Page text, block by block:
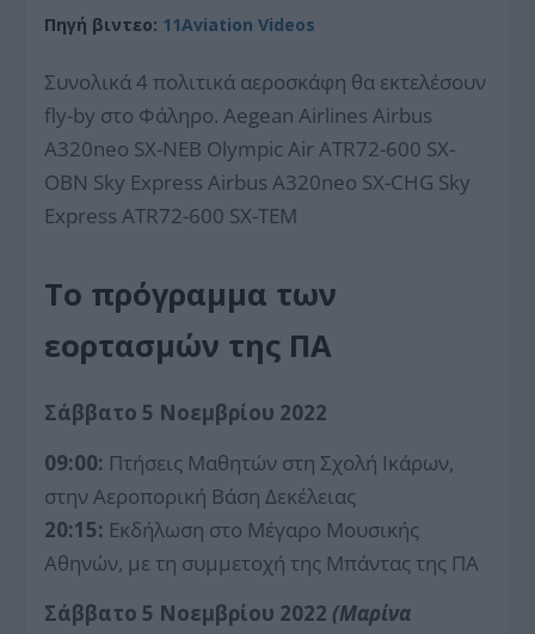
Πηγή βιντεο: 11Aviation Videos
Συνολικά 4 πολιτικά αεροσκάφη θα εκτελέσουν
fly-by στο Φάληρο. Aegean Airlines Airbus
A320neo SX-NEB Olympic Air ATR72-600 SX-
OBN Sky Express Airbus A320neo SX-CHG Sky
Express ATR72-600 SX-TEM
Το πρόγραμμα των
εορτασμών της ΠΑ
Σάββατο 5 Νοεμβρίου 2022
09:00: Πτήσεις Μαθητών στη Σχολή Ικάρων,
στην Αεροπορική Βάση Δεκέλειας
20:15: Εκδήλωση στο Μέγαρο Μουσικής
Αθηνών, με τη συμμετοχή της Μπάντας της ΠΑ
Σάββατο 5 Νοεμβρίου 2022 (Μαρίνα